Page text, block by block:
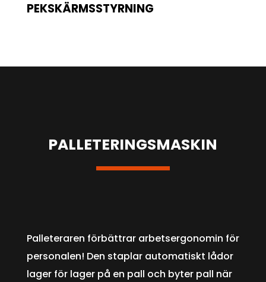
PEKSKÄRMSSTYRNING
PALLETERINGSMASKIN
Palleteraren förbättrar arbetsergonomin för
personalen! Den staplar automatiskt lådor
lager för lager på en pall och byter pall när